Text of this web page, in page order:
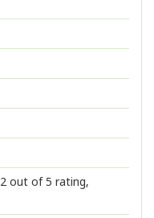
2 out of 5 rating,